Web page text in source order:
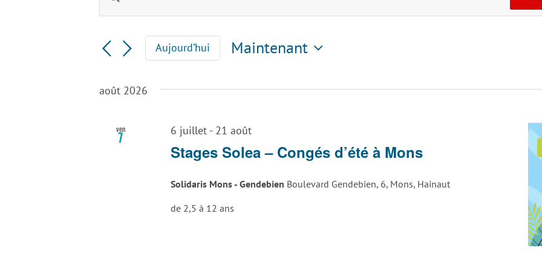
Recherche
et
navigation
de
Évènements
mot-
Évènements
clé.
Aujourd’hui
Maintenant
date.
août 2026
ven
7 6 juillet - 21 août
Stages Solea – Congés d’été à Mons
Solidaris Mons - Gendebien Boulevard Gendebien, 6, Mons, Hainaut
de 2,5 à 12 ans